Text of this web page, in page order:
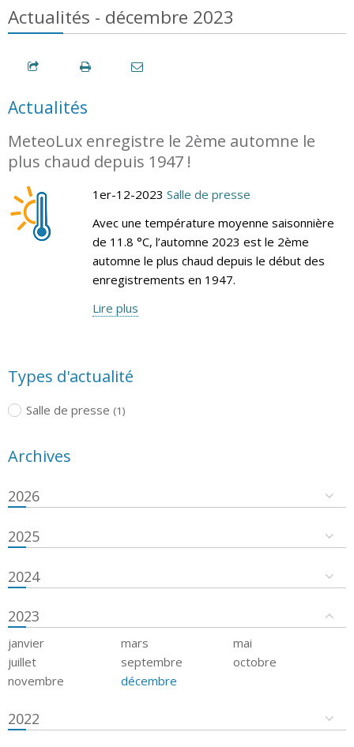
Actualités - décembre 2023
Actualités
MeteoLux enregistre le 2ème automne le
plus chaud depuis 1947 !
1er-12-2023 Salle de presse
Avec une température moyenne saisonnière
de 11.8 °C, l’automne 2023 est le 2ème
automne le plus chaud depuis le début des
enregistrements en 1947.
Lire plus
Types d'actualité
Salle de presse (1)
Archives
2026
2025
2024
2023
janvier mars
mai
juillet
septembre
octobre
novembre
décembre
2022